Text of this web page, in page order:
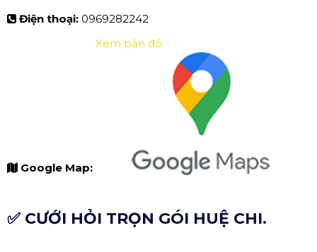
Điện thoại: 0969282242
Google Map:
Xem bản đồ
✅ CƯỚI HỎI TRỌN GÓI HUỆ CHI.